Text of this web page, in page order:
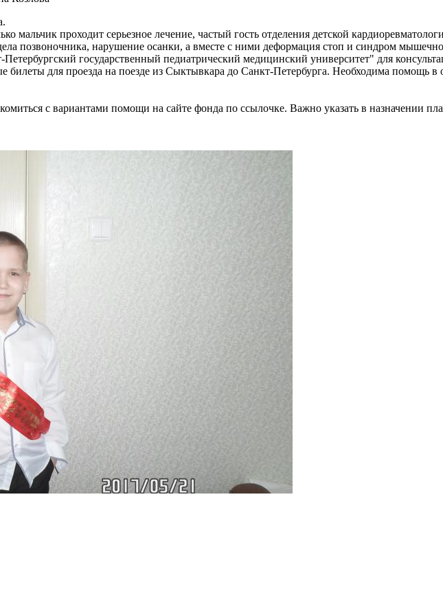
проходит серьезное лечение, частый гость отделения детской
позвоночника, нарушение осанки, а вместе с ними деформация стоп и синдром
государственный педиатрический медицинский университет" для
для проезда на поезде из Сыктывкара до Санкт-Петербурга. Необходима помощь в
с вариантами помощи на сайте фонда по ссылочке. Важно указать в назначении